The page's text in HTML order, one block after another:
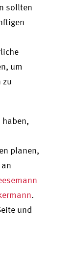
sollten
um
zu
haben,
planen,
.
und